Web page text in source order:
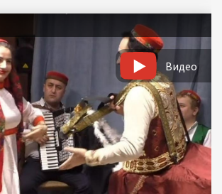
Видео